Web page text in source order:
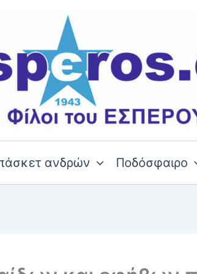
ανδρών Ποδόσφαιρο